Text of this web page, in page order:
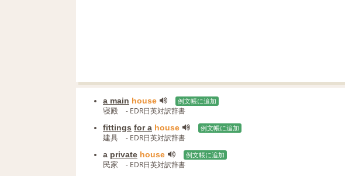
a main house 例文帳に追加
寝殿 - EDR日英対訳辞書
fittings for a house 例文帳に追加
建具 - EDR日英対訳辞書
a private house 例文帳に追加
民家 - EDR日英対訳辞書